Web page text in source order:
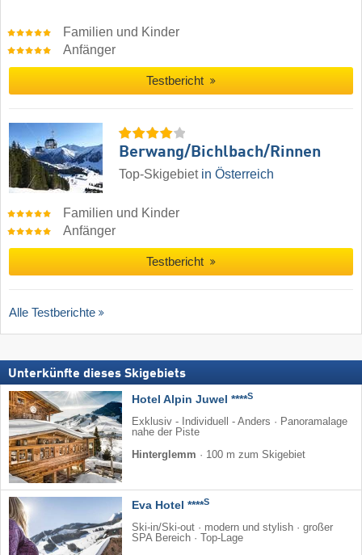
Familien und Kinder
Anfänger
Testbericht
Berwang/​Bichlbach/​Rinnen
Top-Skigebiet in Österreich
Familien und Kinder
Anfänger
Testbericht
Alle Testberichte
Unterkünfte dieses Skigebiets
Hotel Alpin Juwel ****S
Exklusiv - Individuell - Anders · Panoramalage
nahe der Piste
Hinterglemm · 100 m zum Skigebiet
Eva Hotel ****S
Ski-in/Ski-out · modern und stylish · großer
SPA Bereich · Top-Lage